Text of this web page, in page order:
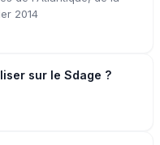
2014
sur le Sdage ?